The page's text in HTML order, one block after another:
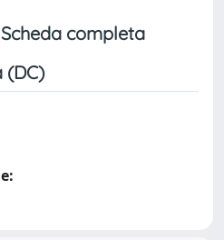
Scheda completa
(DC)